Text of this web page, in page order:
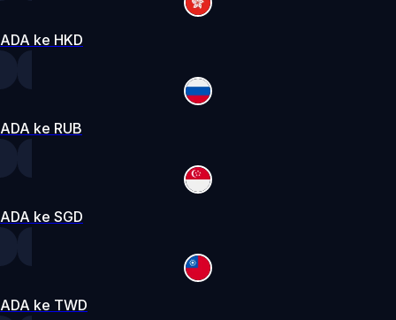
ADA ke HKD
ADA ke RUB
ADA ke SGD
ADA ke TWD